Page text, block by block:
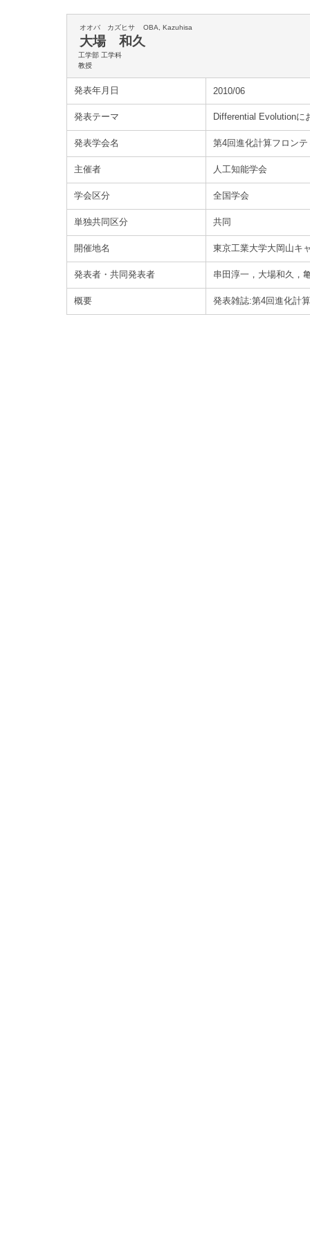
オオバ カズヒサ OBA, Kazuhisa
大場 和久
工学部 工学科
教授
発表年月日 2010/06
発表テーマ Differential Evolutionに
発表学会名 第4回進化計算フロン
主催者 人工知能学会
学会区分 全国学会
単独共同区分 共同
開催地名 東京工業大学大岡山キ
発表者・共同発表者 串田淳一，大場和久，
概要 発表雑誌:第4回進化計